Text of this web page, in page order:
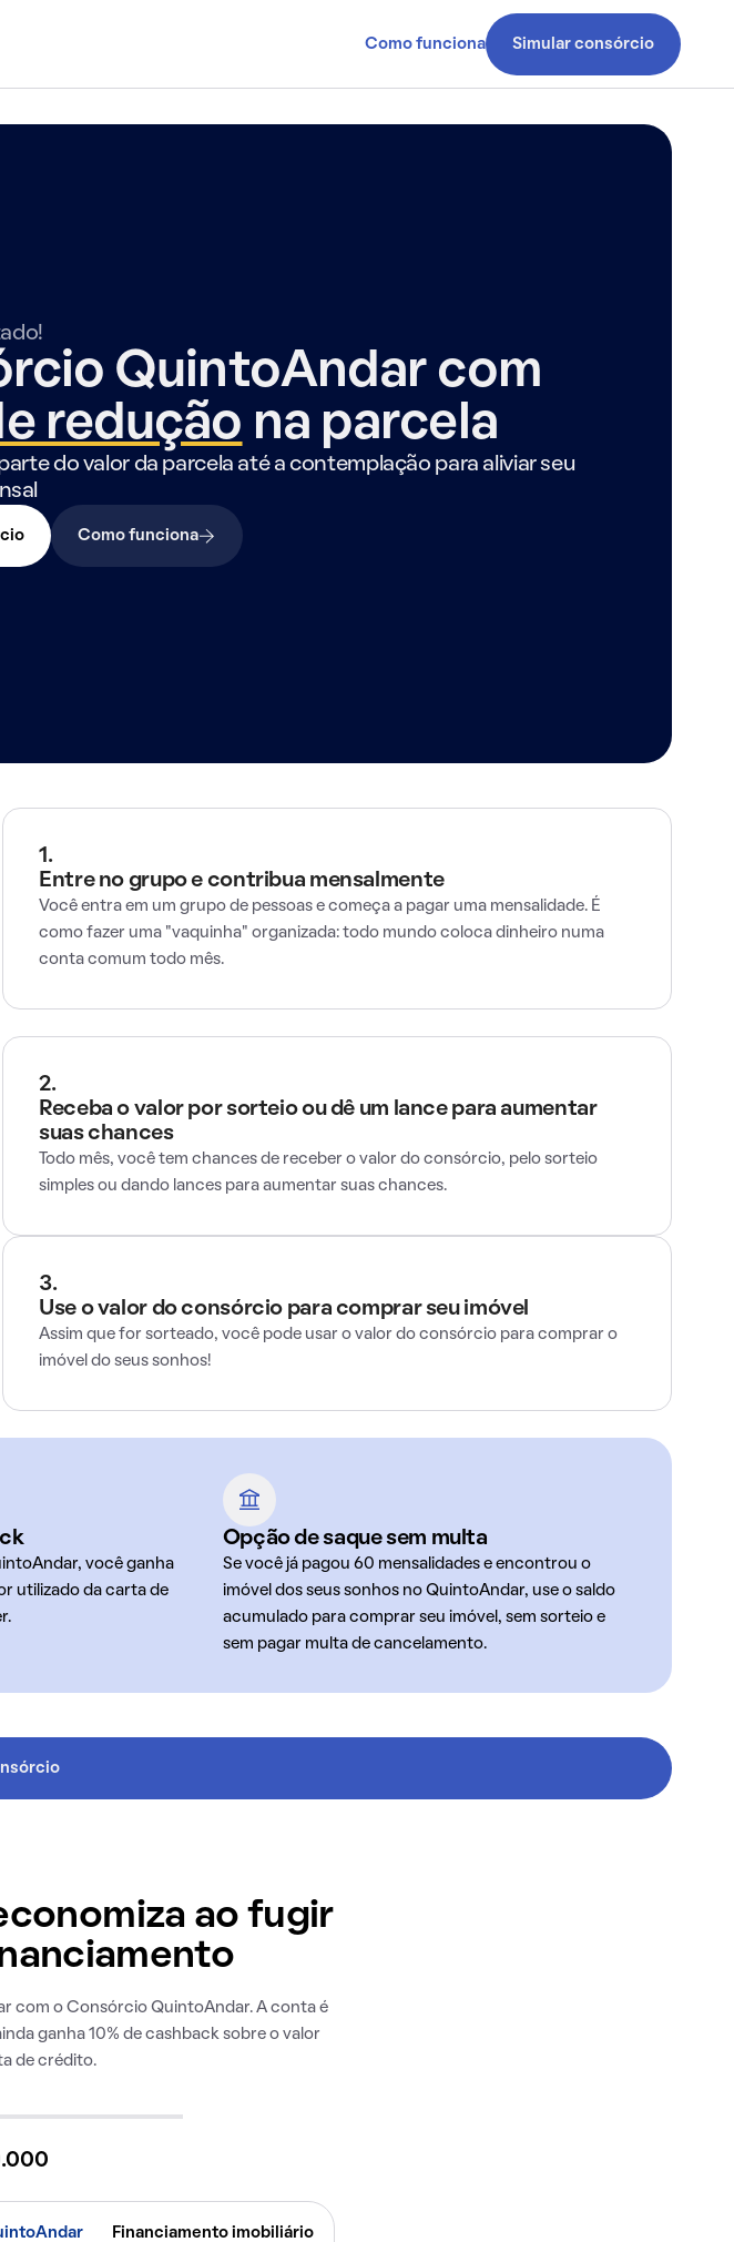
Como funciona Simular consórcio
QuintoAndar com
redução na parcela
do valor da parcela até a contemplação para aliviar seu
Como funciona
1.
Entre no grupo e contribua mensalmente
Você entra em um grupo de pessoas e começa a pagar uma mensalidade. É
como fazer uma "vaquinha" organizada: todo mundo coloca dinheiro numa
conta comum todo mês.
2.
Receba o valor por sorteio ou dê um lance para aumentar
suas chances
Todo mês, você tem chances de receber o valor do consórcio, pelo sorteio
simples ou dando lances para aumentar suas chances.
3.
Use o valor do consórcio para comprar seu imóvel
Assim que for sorteado, você pode usar o valor do consórcio para comprar o
imóvel do seus sonhos!
você ganha
utilizado da carta de
Opção de saque sem multa
Se você já pagou 60 mensalidades e encontrou o
imóvel dos seus sonhos no QuintoAndar, use o saldo
acumulado para comprar seu imóvel, sem sorteio e
sem pagar multa de cancelamento.
ao fugir
com o Consórcio QuintoAndar. A conta é
ganha 10% de cashback sobre o valor
de crédito.
Financiamento imobiliário